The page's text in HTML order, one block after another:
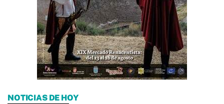
NOTICIAS DE HOY